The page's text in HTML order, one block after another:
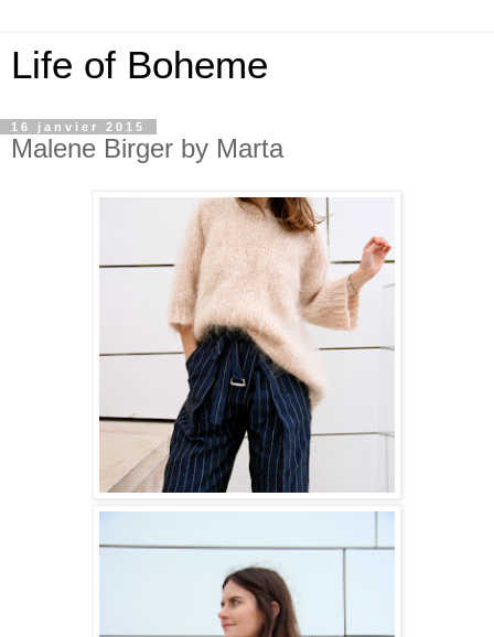
Life of Boheme
16 janvier 2015
Malene Birger by Marta